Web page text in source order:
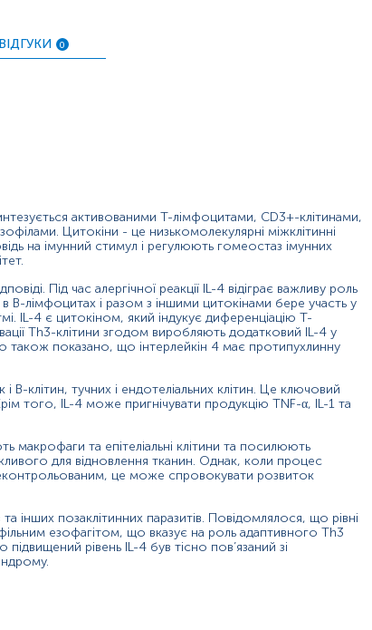
можуть змінюватися у відповідності до зміни тест-систем.
прийому їжі, можна пити чисту
ВІДГУКИ 0
активованими Т-лімфоцитами, CD3+-клітинами,
Цитокіни - це низькомолекулярні міжклітинні
на імунний стимул і регулюють гомеостаз імунних
Під час алергічної реакції IL-4 відіграє важливу роль
В-лімфоцитах і разом з іншими цитокінами бере участь у
IL-4 є цитокіном, який індукує диференціацію Т-
Th3-клітини згодом виробляють додатковий IL-4 у
також показано, що інтерлейкін 4 має протипухлинну
В-клітин, тучних і ендотеліальних клітин. Це ключовий
того, IL-4 може пригнічувати продукцію TNF-α, IL-1 та
макрофаги та епітеліальні клітини та посилюють
для відновлення тканин. Однак, коли процес
це може спровокувати розвиток
інших позаклітинних паразитів. Повідомлялося, що рівні
езофагітом, що вказує на роль адаптивного Th3
рівень IL-4 був тісно пов’язаний зі